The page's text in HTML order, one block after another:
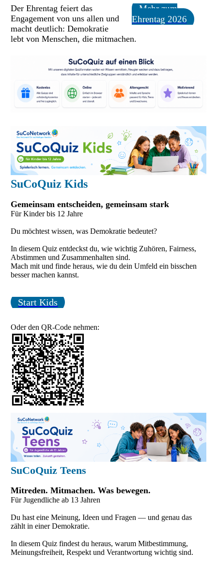
Mehr zum
Ehrentag 2026
Der Ehrentag feiert das
Engagement von uns allen und
macht deutlich: Demokratie
lebt von Menschen, die mitmachen.
SuCoQuiz Kids
Gemeinsam entscheiden, gemeinsam stark
Für Kinder bis 12 Jahre
Du möchtest wissen, was Demokratie bedeutet?
In diesem Quiz entdeckst du, wie wichtig Zuhören, Fairness,
Abstimmen und Zusammenhalten sind.
Mach mit und finde heraus, wie du dein Umfeld ein bisschen
besser machen kannst.
Start Kids
Oder den QR-Code nehmen:
SuCoQuiz Teens
Mitreden. Mitmachen. Was bewegen.
Für Jugendliche ab 13 Jahren
Du hast eine Meinung, Ideen und Fragen — und genau das
zählt in einer Demokratie.
In diesem Quiz findest du heraus, warum Mitbestimmung,
Meinungsfreiheit, Respekt und Verantwortung wichtig sind.